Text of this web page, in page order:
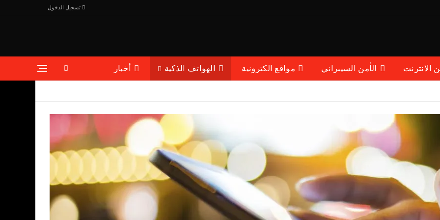
تسجيل الدخول
الانترنت الأمن السيبراني مواقع الكترونية الهواتف الذكية أخبار